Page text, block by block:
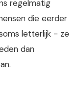
regelmatig
die eerder
letterlijk - ze
dan